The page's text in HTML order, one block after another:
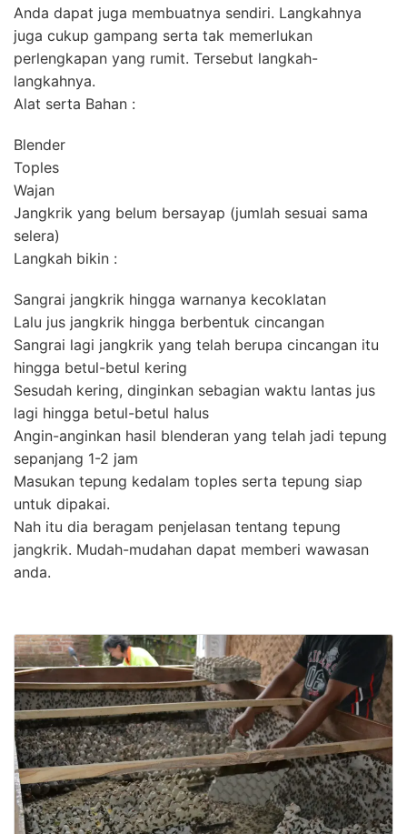
Anda dapat juga membuatnya sendiri. Langkahnya
juga cukup gampang serta tak memerlukan
perlengkapan yang rumit. Tersebut langkah-
langkahnya.
Alat serta Bahan :
Blender
Toples
Wajan
Jangkrik yang belum bersayap (jumlah sesuai sama
selera)
Langkah bikin :
Sangrai jangkrik hingga warnanya kecoklatan
Lalu jus jangkrik hingga berbentuk cincangan
Sangrai lagi jangkrik yang telah berupa cincangan itu
hingga betul-betul kering
Sesudah kering, dinginkan sebagian waktu lantas jus
lagi hingga betul-betul halus
Angin-anginkan hasil blenderan yang telah jadi tepung
sepanjang 1-2 jam
Masukan tepung kedalam toples serta tepung siap
untuk dipakai.
Nah itu dia beragam penjelasan tentang tepung
jangkrik. Mudah-mudahan dapat memberi wawasan
anda.